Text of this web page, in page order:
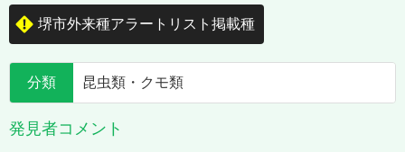
堺市外来種アラートリスト掲載種
分類 昆虫類・クモ類
発見者コメント